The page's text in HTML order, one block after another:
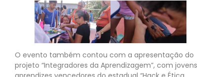
O evento também contou com a apresentação do
projeto “Integradores da Aprendizagem”, com jovens